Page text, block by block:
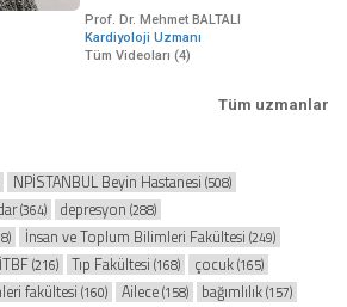
Prof. Dr. Mehmet BALTALI
Kardiyoloji Uzmanı
Tüm Videoları (4)
Tüm uzmanlar
NPİSTANBUL Beyin Hastanesi (508)
(364) depresyon (288)
İnsan ve Toplum Bilimleri Fakültesi (249)
İTBF(216) Tıp Fakültesi(168) çocuk(165)
fakültesi(160) Ailece(158) bağımlılık(157)